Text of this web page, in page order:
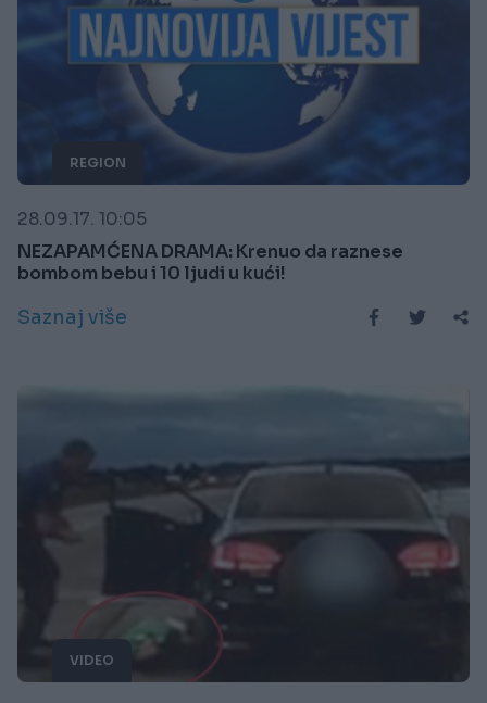
REGION
28.09.17. 10:05
NEZAPAMĆENA DRAMA: Krenuo da raznese
bombom bebu i 10 ljudi u kući!
Saznaj više
VIDEO